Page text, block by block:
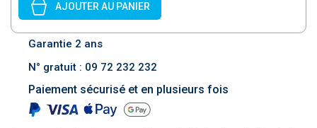
AJOUTER AU PANIER
Garantie 2 ans
N° gratuit : 09 72 232 232
Paiement sécurisé et en plusieurs fois